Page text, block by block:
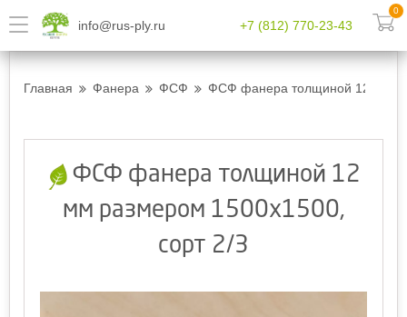
info@rus-ply.ru +7 (812) 770-23-43
0
Главная Фанера ФСФ ФСФ фанера толщиной 12 мм
ФСФ фанера толщиной 12
мм размером 1500х1500,
сорт 2/3